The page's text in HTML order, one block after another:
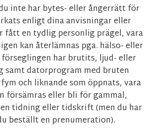
inte har bytes- eller ångerrätt för
enligt dina anvisningar eller
fått en tydlig personlig prägel, vara
kan återlämnas pga. hälso- eller
har brutits, ljud- eller
samt datorprogram med bruten
och liknande som öppnats, vara
försämras eller bli för gammal,
tidning eller tidskrift (men du har
beställt en prenumeration).